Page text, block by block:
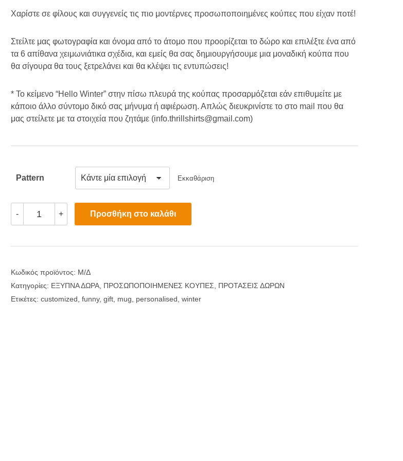
Χαρίστε σε φίλους και συγγενείς τις πιο μοντέρνες προσωποποιημένες κούπες που είχαν ποτέ!
Στείλτε μας φωτογραφία και όνομα από το άτομο που προορίζεται το δώρο και επιλέξτε ένα από
τα 6 απίθανα χειμωνιάτικα σχέδια, και εμείς θα σας δημιουργήσουμε μια μοναδική κούπα που
θα σίγουρα θα τους ξετρελάνει και θα κλέψει τις εντυπώσεις!
* Το κείμενο “Hello Winter” στην πίσω πλευρά της κούπας προσαρμόζεται εάν επιθυμείτε με
κάποιο άλλο σύντομο δικό σας μήνυμα ή αφιέρωση. Απλώς διευκρινίστε το στο mail που θα
μας στείλετε με τα στοιχεία που ζητάμε (info.thrillshirts@gmail.com)
Pattern Εκκαθάριση
-
Προσωποποιημένες
Χειμωνιάτικες
Κούπες
+ Προσθήκη στο καλάθι
Κωδικός προϊόντος: Μ/Δ
Κατηγορίες: ΕΞΥΠΝΑ ΔΩΡΑ ΠΡΟΣΩΠΟΠΟΙΗΜΕΝΕΣ ΚΟΥΠΕΣ
ΠΡΟΤΑΣΕΙΣ ΔΩΡΩΝ
Ετικέτες: customized funny, gift mug personalised winter